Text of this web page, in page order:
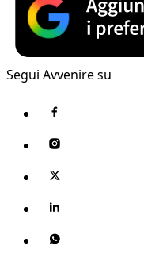
Segui Avvenire su